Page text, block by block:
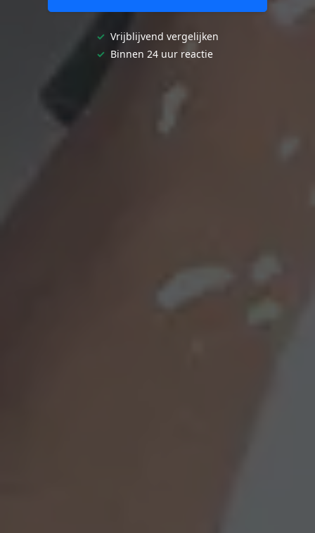
✓ Vrijblijvend vergelijken
✓ Binnen 24 uur reactie